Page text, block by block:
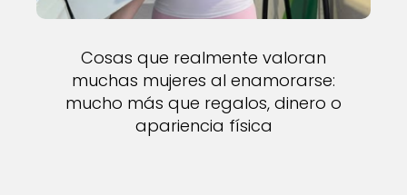
Cosas que realmente valoran
muchas mujeres al enamorarse:
mucho más que regalos, dinero o
apariencia física